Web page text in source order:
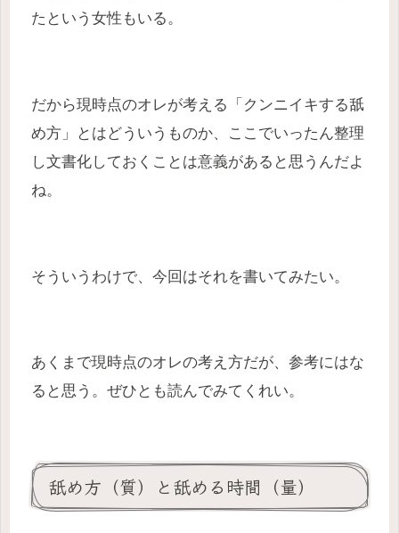
たという女性もいる。
だから現時点のオレが考える「クンニイキする舐
め方」とはどういうものか、ここでいったん整理
し文書化しておくことは意義があると思うんだよ
ね。
そういうわけで、今回はそれを書いてみたい。
あくまで現時点のオレの考え方だが、参考にはな
ると思う。ぜひとも読んでみてくれい。
舐め方（質）と舐める時間（量）